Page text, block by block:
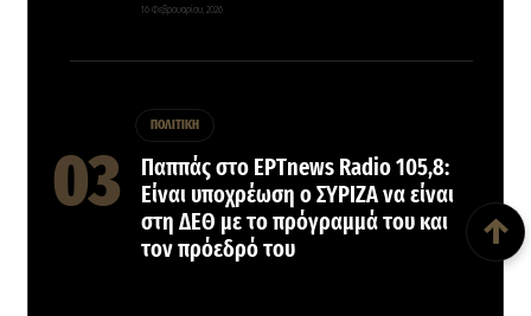
16 Φεβρουαρίου, 2026
ΠΟΛΙΤΙΚΗ
Παππάς στο ΕΡΤnews Radio 105,8:
Είναι υποχρέωση ο ΣΥΡΙΖΑ να είναι
στη ΔΕΘ με το πρόγραμμά του και
τον πρόεδρό του
↑